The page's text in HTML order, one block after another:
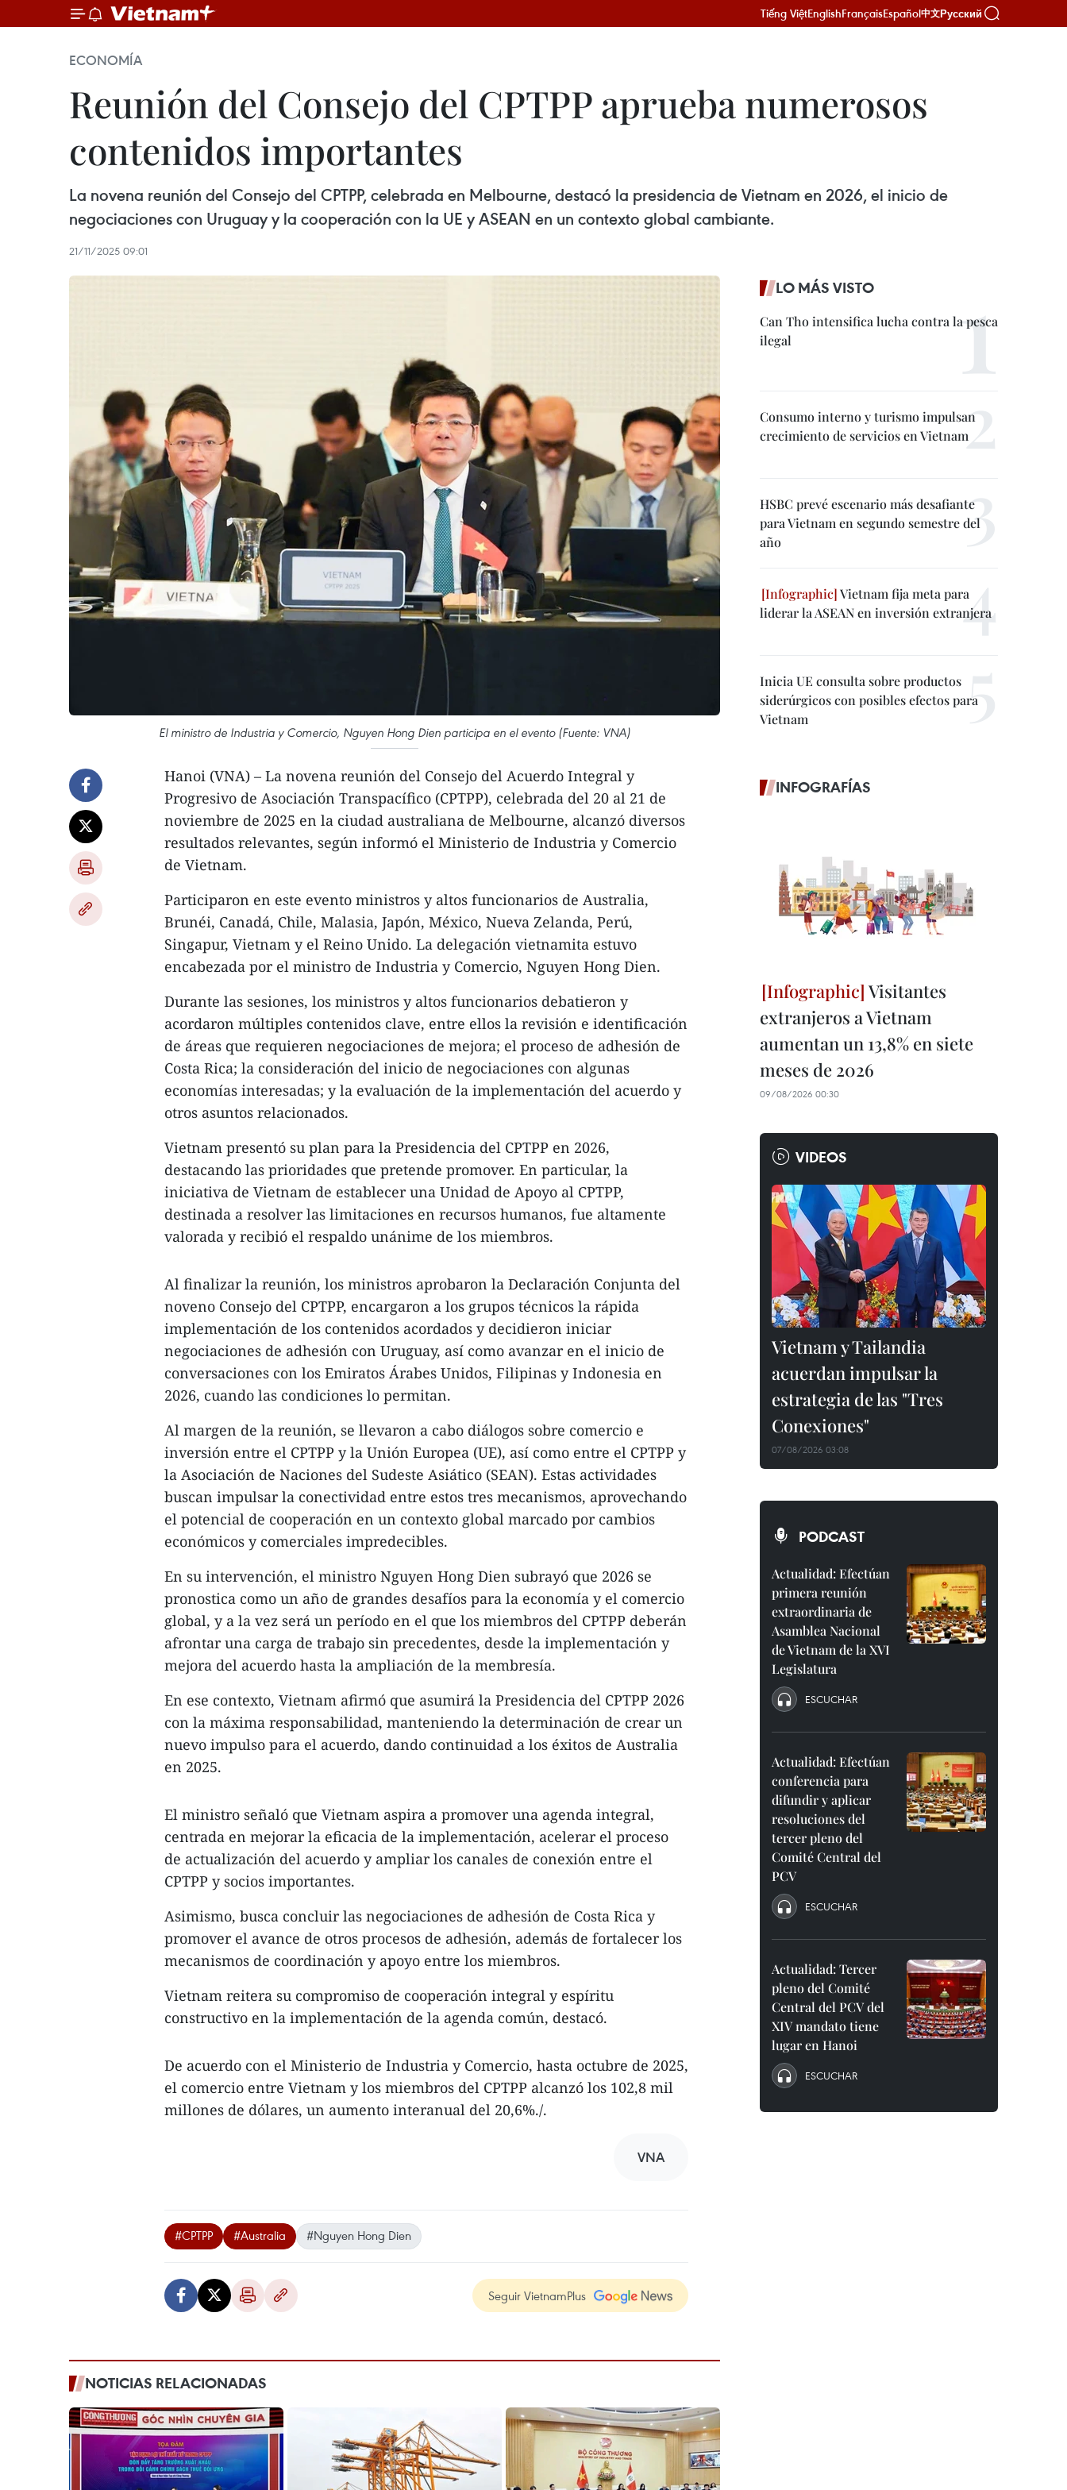
Tiếng ViệtEnglishFrançaisEspañol中文Русский
ECONOMÍA
Reunión del Consejo del CPTPP aprueba numerosos
contenidos importantes
La novena reunión del Consejo del CPTPP, celebrada en Melbourne, destacó la presidencia de Vietnam en 2026, el inicio de
negociaciones con Uruguay y la cooperación con la UE y ASEAN en un contexto global cambiante.
21/11/2025 09:01
El ministro de Industria y Comercio, Nguyen Hong Dien participa en el evento (Fuente: VNA)
Hanoi (VNA) – La novena reunión del Consejo del Acuerdo Integral y
Progresivo de Asociación Transpacífico (CPTPP), celebrada del 20 al 21 de
noviembre de 2025 en la ciudad australiana de Melbourne, alcanzó diversos
resultados relevantes, según informó el Ministerio de Industria y Comercio
de Vietnam.
Participaron en este evento ministros y altos funcionarios de Australia,
Brunéi, Canadá, Chile, Malasia, Japón, México, Nueva Zelanda, Perú,
Singapur, Vietnam y el Reino Unido. La delegación vietnamita estuvo
encabezada por el ministro de Industria y Comercio, Nguyen Hong Dien.
Durante las sesiones, los ministros y altos funcionarios debatieron y
acordaron múltiples contenidos clave, entre ellos la revisión e identificación
de áreas que requieren negociaciones de mejora; el proceso de adhesión de
Costa Rica; la consideración del inicio de negociaciones con algunas
economías interesadas; y la evaluación de la implementación del acuerdo y
otros asuntos relacionados.
Vietnam presentó su plan para la Presidencia del CPTPP en 2026,
destacando las prioridades que pretende promover. En particular, la
iniciativa de Vietnam de establecer una Unidad de Apoyo al CPTPP,
destinada a resolver las limitaciones en recursos humanos, fue altamente
valorada y recibió el respaldo unánime de los miembros.
Al finalizar la reunión, los ministros aprobaron la Declaración Conjunta del
noveno Consejo del CPTPP, encargaron a los grupos técnicos la rápida
implementación de los contenidos acordados y decidieron iniciar
negociaciones de adhesión con Uruguay, así como avanzar en el inicio de
conversaciones con los Emiratos Árabes Unidos, Filipinas y Indonesia en
2026, cuando las condiciones lo permitan.
Al margen de la reunión, se llevaron a cabo diálogos sobre comercio e
inversión entre el CPTPP y la Unión Europea (UE), así como entre el CPTPP y
la Asociación de Naciones del Sudeste Asiático (SEAN). Estas actividades
buscan impulsar la conectividad entre estos tres mecanismos, aprovechando
el potencial de cooperación en un contexto global marcado por cambios
económicos y comerciales impredecibles.
En su intervención, el ministro Nguyen Hong Dien subrayó que 2026 se
pronostica como un año de grandes desafíos para la economía y el comercio
global, y a la vez será un período en el que los miembros del CPTPP deberán
afrontar una carga de trabajo sin precedentes, desde la implementación y
mejora del acuerdo hasta la ampliación de la membresía.
En ese contexto, Vietnam afirmó que asumirá la Presidencia del CPTPP 2026
con la máxima responsabilidad, manteniendo la determinación de crear un
nuevo impulso para el acuerdo, dando continuidad a los éxitos de Australia
en 2025.
El ministro señaló que Vietnam aspira a promover una agenda integral,
centrada en mejorar la eficacia de la implementación, acelerar el proceso
de actualización del acuerdo y ampliar los canales de conexión entre el
CPTPP y socios importantes.
Asimismo, busca concluir las negociaciones de adhesión de Costa Rica y
promover el avance de otros procesos de adhesión, además de fortalecer los
mecanismos de coordinación y apoyo entre los miembros.
Vietnam reitera su compromiso de cooperación integral y espíritu
constructivo en la implementación de la agenda común, destacó.
De acuerdo con el Ministerio de Industria y Comercio, hasta octubre de 2025,
el comercio entre Vietnam y los miembros del CPTPP alcanzó los 102,8 mil
millones de dólares, un aumento interanual del 20,6%./.
VNA
#CPTPP #Australia #Nguyen Hong Dien
Seguir VietnamPlus
NOTICIAS RELACIONADAS
LO MÁS VISTO
Can Tho intensifica lucha contra la pesca
ilegal
Consumo interno y turismo impulsan
crecimiento de servicios en Vietnam
HSBC prevé escenario más desafiante
para Vietnam en segundo semestre del
año
Vietnam fija meta para
liderar la ASEAN en inversión extranjera
Inicia UE consulta sobre productos
siderúrgicos con posibles efectos para
Vietnam
INFOGRAFÍAS
Visitantes
extranjeros a Vietnam
aumentan un 13,8% en siete
meses de 2026
09/08/2026 00:30
VIDEOS
Vietnam y Tailandia
acuerdan impulsar la
estrategia de las "Tres
Conexiones"
07/08/2026 03:08
PODCAST
Actualidad: Efectúan
primera reunión
extraordinaria de
Asamblea Nacional
de Vietnam de la XVI
Legislatura
ESCUCHAR
Actualidad: Efectúan
conferencia para
difundir y aplicar
resoluciones del
tercer pleno del
Comité Central del
PCV
ESCUCHAR
Actualidad: Tercer
pleno del Comité
Central del PCV del
XIV mandato tiene
lugar en Hanoi
ESCUCHAR